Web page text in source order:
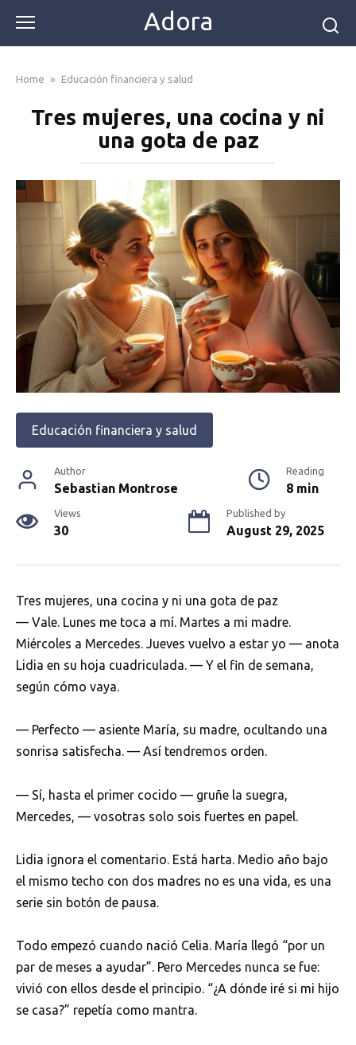
content
Adora
Home » Educación financiera y salud
Tres mujeres, una cocina y ni
una gota de paz
Educación financiera y salud
Author
Sebastian Montrose
Reading
8 min
Views
30
Published by
August 29, 2025
Tres mujeres, una cocina y ni una gota de paz
— Vale. Lunes me toca a mí. Martes a mi madre.
Miércoles a Mercedes. Jueves vuelvo a estar yo — anota
Lidia en su hoja cuadriculada. — Y el fin de semana,
según cómo vaya.
— Perfecto — asiente María, su madre, ocultando una
sonrisa satisfecha. — Así tendremos orden.
— Sí, hasta el primer cocido — gruñe la suegra,
Mercedes, — vosotras solo sois fuertes en papel.
Lidia ignora el comentario. Está harta. Medio año bajo
el mismo techo con dos madres no es una vida, es una
serie sin botón de pausa.
Todo empezó cuando nació Celia. María llegó “por un
par de meses a ayudar”. Pero Mercedes nunca se fue:
vivió con ellos desde el principio. “¿A dónde iré si mi hijo
se casa?” repetía como mantra.